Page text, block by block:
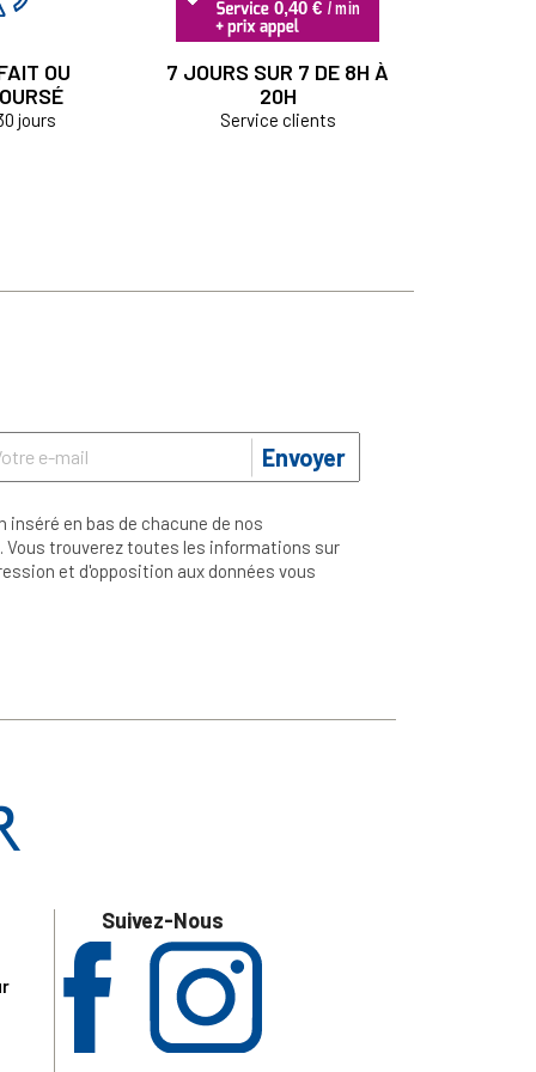
OU
jours
7 JOURS SUR 7 DE 8H À
20H
Service clients
Envoyer
en bas de chacune de nos
trouverez toutes les informations sur
et d'opposition aux données vous
Suivez-Nous